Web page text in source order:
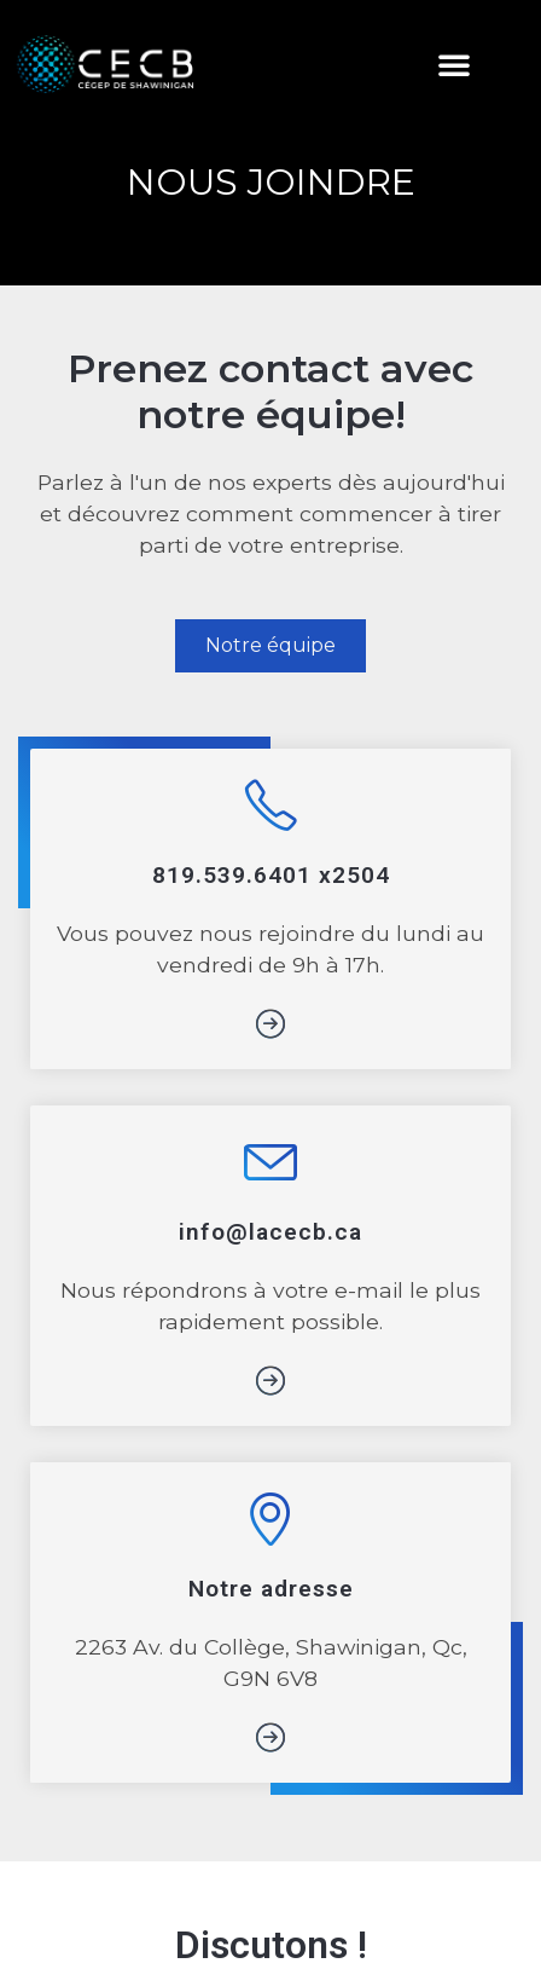
NOUS JOINDRE
Prenez contact avec
notre équipe!
Parlez à l'un de nos experts dès aujourd'hui
et découvrez comment commencer à tirer
parti de votre entreprise.
Notre équipe
819.539.6401 x2504
Vous pouvez nous rejoindre du lundi au
vendredi de 9h à 17h.
info@lacecb.ca
Nous répondrons à votre e-mail le plus
rapidement possible.
Notre adresse
2263 Av. du Collège, Shawinigan, Qc,
G9N 6V8
Discutons !